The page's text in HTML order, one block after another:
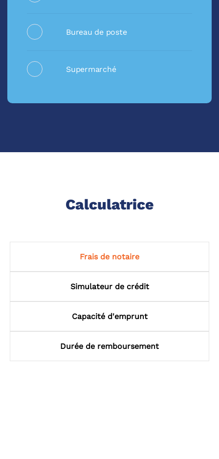
Bureau de poste
Supermarché
Calculatrice
Frais de notaire
Simulateur de crédit
Capacité d'emprunt
Durée de remboursement